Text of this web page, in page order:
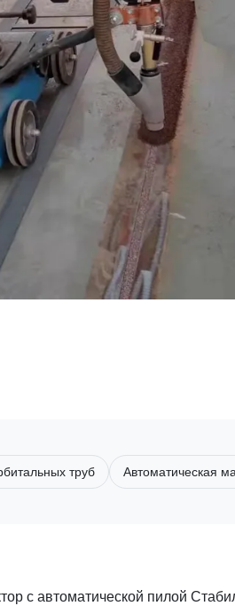
труб Автоматическая
с автоматической пилой